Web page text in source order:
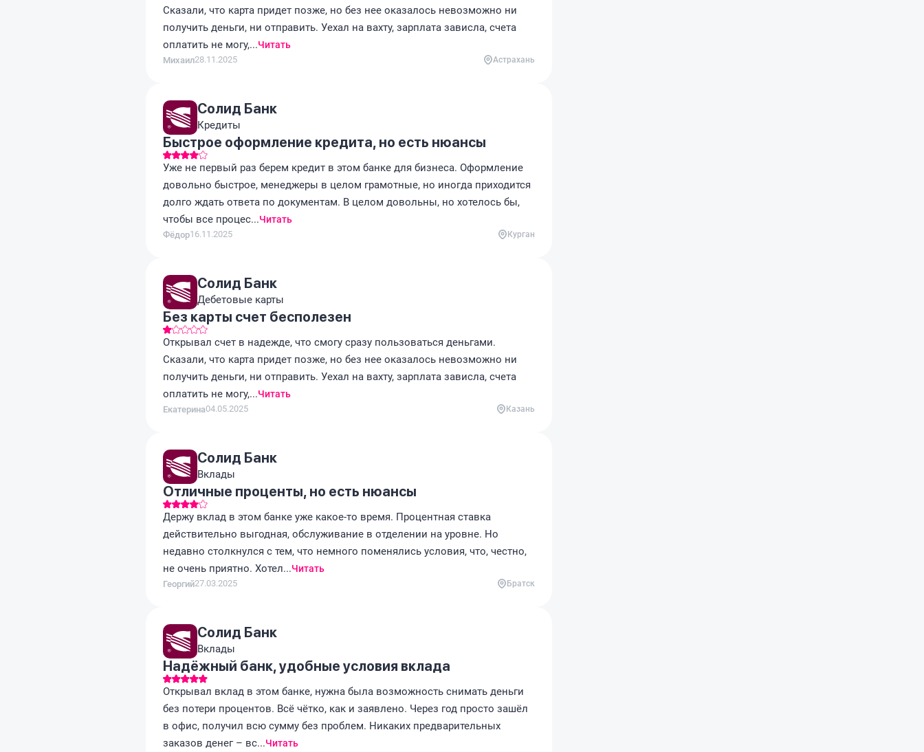
Сказали, что карта придет позже, но без нее оказалось невозможно ни
получить деньги, ни отправить. Уехал на вахту, зарплата зависла, счета
оплатить не могу,...Читать
Михаил28.11.2025 Астрахань
Солид Банк
Кредиты
Быстрое оформление кредита, но есть нюансы
Уже не первый раз берем кредит в этом банке для бизнеса. Оформление
довольно быстрое, менеджеры в целом грамотные, но иногда приходится
долго ждать ответа по документам. В целом довольны, но хотелось бы,
чтобы все процес...Читать
Фёдор16.11.2025 Курган
Солид Банк
Дебетовые карты
Без карты счет бесполезен
Открывал счет в надежде, что смогу сразу пользоваться деньгами.
Сказали, что карта придет позже, но без нее оказалось невозможно ни
получить деньги, ни отправить. Уехал на вахту, зарплата зависла, счета
оплатить не могу,...Читать
Екатерина04.05.2025 Казань
Солид Банк
Вклады
Отличные проценты, но есть нюансы
Держу вклад в этом банке уже какое-то время. Процентная ставка
действительно выгодная, обслуживание в отделении на уровне. Но
недавно столкнулся с тем, что немного поменялись условия, что, честно,
не очень приятно. Хотел...Читать
Георгий27.03.2025 Братск
Солид Банк
Вклады
Надёжный банк, удобные условия вклада
Открывал вклад в этом банке, нужна была возможность снимать деньги
без потери процентов. Всё чётко, как и заявлено. Через год просто зашёл
в офис, получил всю сумму без проблем. Никаких предварительных
заказов денег – вс...Читать